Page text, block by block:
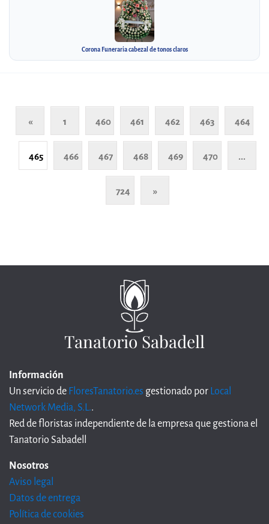
Corona Funeraria cabezal de tonos claros
« 1 460 461 462 463 464
465 466 467 468 469 470 ...
724 »
Tanatorio Sabadell
Información
Un servicio de FloresTanatorio.es gestionado por Local
Network Media, S.L..
Red de floristas independiente de la empresa que gestiona el
Tanatorio Sabadell
Nosotros
Aviso legal
Datos de entrega
Política de cookies